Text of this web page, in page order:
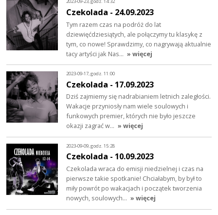
Czekolada - 24.09.2023
Tym razem czas na podróż do lat
dziewięćdziesiątych, ale połączymy tu klasykę z
tym, co nowe! Sprawdzimy, co nagrywają aktualnie
tacy artyści jak Nas… » więcej
2023-09-17, godz. 11:00
Czekolada - 17.09.2023
Dziś zajmiemy się nadrabianiem letnich zaległości.
Wakacje przyniosły nam wiele soulowych i
funkowych premier, których nie było jeszcze
okazji zagrać w… » więcej
2023-09-09, godz. 15:28
Czekolada - 10.09.2023
Czekolada wraca do emisji niedzielnej i czas na
pierwsze takie spotkanie! Chciałabym, by był to
miły powrót po wakacjach i początek tworzenia
nowych, soulowych… » więcej